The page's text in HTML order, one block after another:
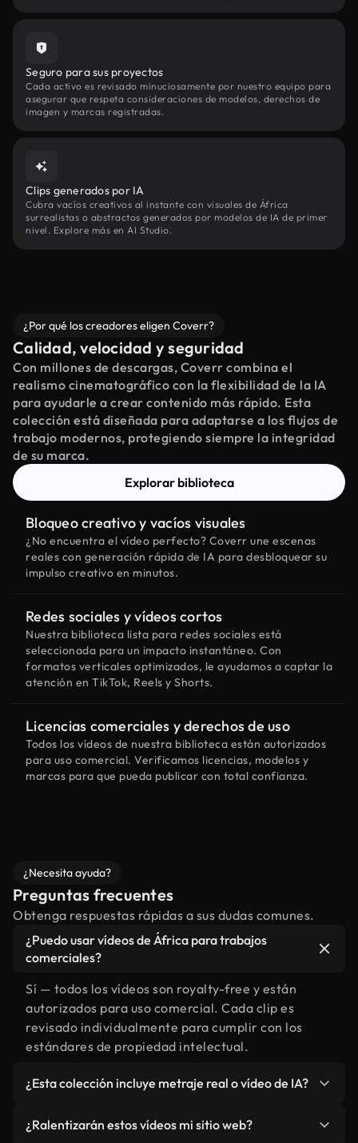
Seguro para sus proyectos
Cada activo es revisado minuciosamente por nuestro equipo para
asegurar que respeta consideraciones de modelos, derechos de
imagen y marcas registradas.
Clips generados por IA
Cubra vacíos creativos al instante con visuales de África
surrealistas o abstractos generados por modelos de IA de primer
nivel. Explore más en AI Studio.
¿Por qué los creadores eligen Coverr?
Calidad, velocidad y seguridad
Con millones de descargas, Coverr combina el
realismo cinematográfico con la flexibilidad de la IA
para ayudarle a crear contenido más rápido. Esta
colección está diseñada para adaptarse a los flujos de
trabajo modernos, protegiendo siempre la integridad
de su marca.
Explorar biblioteca
Bloqueo creativo y vacíos visuales
¿No encuentra el vídeo perfecto? Coverr une escenas
reales con generación rápida de IA para desbloquear su
impulso creativo en minutos.
Redes sociales y vídeos cortos
Nuestra biblioteca lista para redes sociales está
seleccionada para un impacto instantáneo. Con
formatos verticales optimizados, le ayudamos a captar la
atención en TikTok, Reels y Shorts.
Licencias comerciales y derechos de uso
Todos los vídeos de nuestra biblioteca están autorizados
para uso comercial. Verificamos licencias, modelos y
marcas para que pueda publicar con total confianza.
¿Necesita ayuda?
Preguntas frecuentes
Obtenga respuestas rápidas a sus dudas comunes.
¿Puedo usar vídeos de África para trabajos
comerciales?
Sí — todos los vídeos son royalty-free y están
autorizados para uso comercial. Cada clip es
revisado individualmente para cumplir con los
estándares de propiedad intelectual.
¿Esta colección incluye metraje real o vídeo de IA?
relacionado con África y vídeos generados por IA.
¿Ralentizarán estos vídeos mi sitio web?